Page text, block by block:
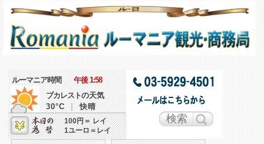
ルーマニア時間午後 1:58
ブカレストの天気
30°C|快晴
100円＝ レイ
1ユーロ＝レイ